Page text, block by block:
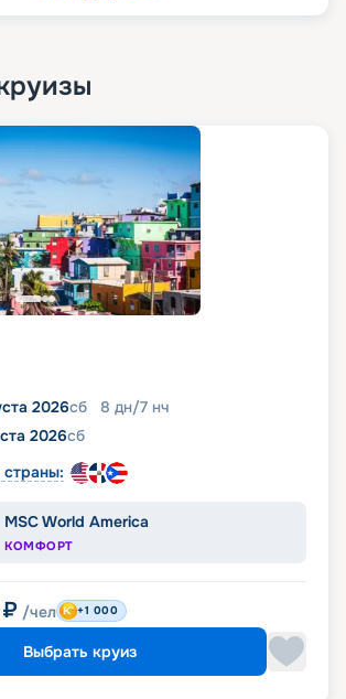
2026сб 8 дн/7 нч
2026сб
страны:
MSC World America
КОМФОРТ
₽ /чел +1 000
Выбрать круиз